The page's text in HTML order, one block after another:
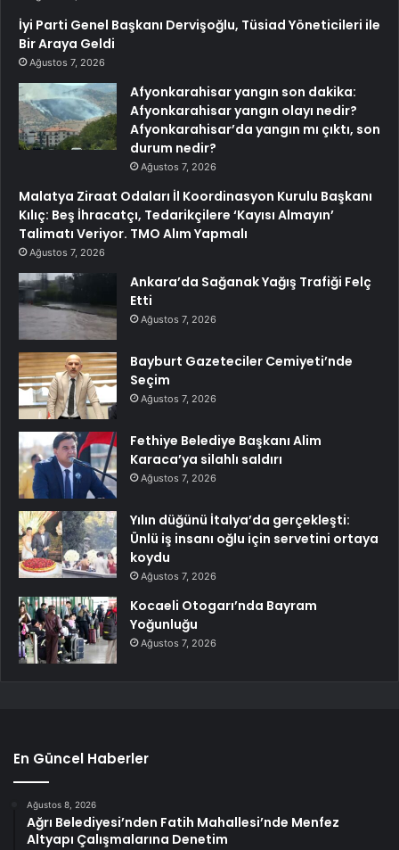
İyi Parti Genel Başkanı Dervişoğlu, Tüsiad Yöneticileri ile
Bir Araya Geldi
Ağustos 7, 2026
Afyonkarahisar yangın son dakika:
Afyonkarahisar yangın olayı nedir?
Afyonkarahisar’da yangın mı çıktı, son
durum nedir?
Ağustos 7, 2026
Malatya Ziraat Odaları İl Koordinasyon Kurulu Başkanı
Kılıç: Beş İhracatçı, Tedarikçilere ‘Kayısı Almayın’
Talimatı Veriyor. TMO Alım Yapmalı
Ağustos 7, 2026
Ankara’da Sağanak Yağış Trafiği Felç
Etti
Ağustos 7, 2026
Bayburt Gazeteciler Cemiyeti’nde
Seçim
Ağustos 7, 2026
Fethiye Belediye Başkanı Alim
Karaca’ya silahlı saldırı
Ağustos 7, 2026
Yılın düğünü İtalya’da gerçekleşti:
Ünlü iş insanı oğlu için servetini ortaya
koydu
Ağustos 7, 2026
Kocaeli Otogarı’nda Bayram
Yoğunluğu
Ağustos 7, 2026
En Güncel Haberler
Ağustos 8, 2026
Ağrı Belediyesi’nden Fatih Mahallesi’nde Menfez
Altyapı Çalışmalarına Denetim